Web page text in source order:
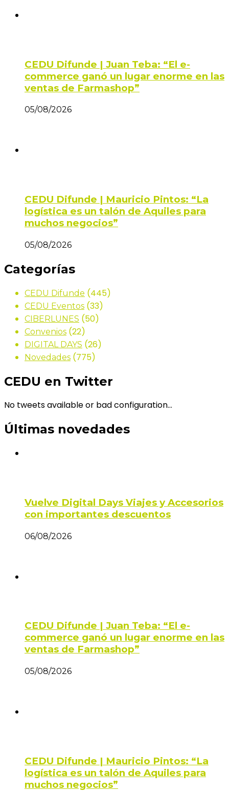
CEDU Difunde | Juan Teba: “El e-
commerce ganó un lugar enorme en las
ventas de Farmashop”
05/08/2026
CEDU Difunde | Mauricio Pintos: “La
logística es un talón de Aquiles para
muchos negocios”
05/08/2026
Categorías
CEDU Difunde (445)
CEDU Eventos (33)
CIBERLUNES (50)
Convenios (22)
DIGITAL DAYS (26)
Novedades (775)
CEDU en Twitter
No tweets available or bad configuration...
Últimas novedades
Vuelve Digital Days Viajes y Accesorios
con importantes descuentos
06/08/2026
CEDU Difunde | Juan Teba: “El e-
commerce ganó un lugar enorme en las
ventas de Farmashop”
05/08/2026
CEDU Difunde | Mauricio Pintos: “La
logística es un talón de Aquiles para
muchos negocios”